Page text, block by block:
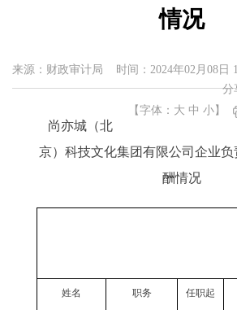
情况
来源：财政审计局 时间：2024年02月08日
分
【字体： 大 中 小 】
尚亦城（北
京）科技文化集团有限公司企业负
酬情况
姓名 职务 任职起